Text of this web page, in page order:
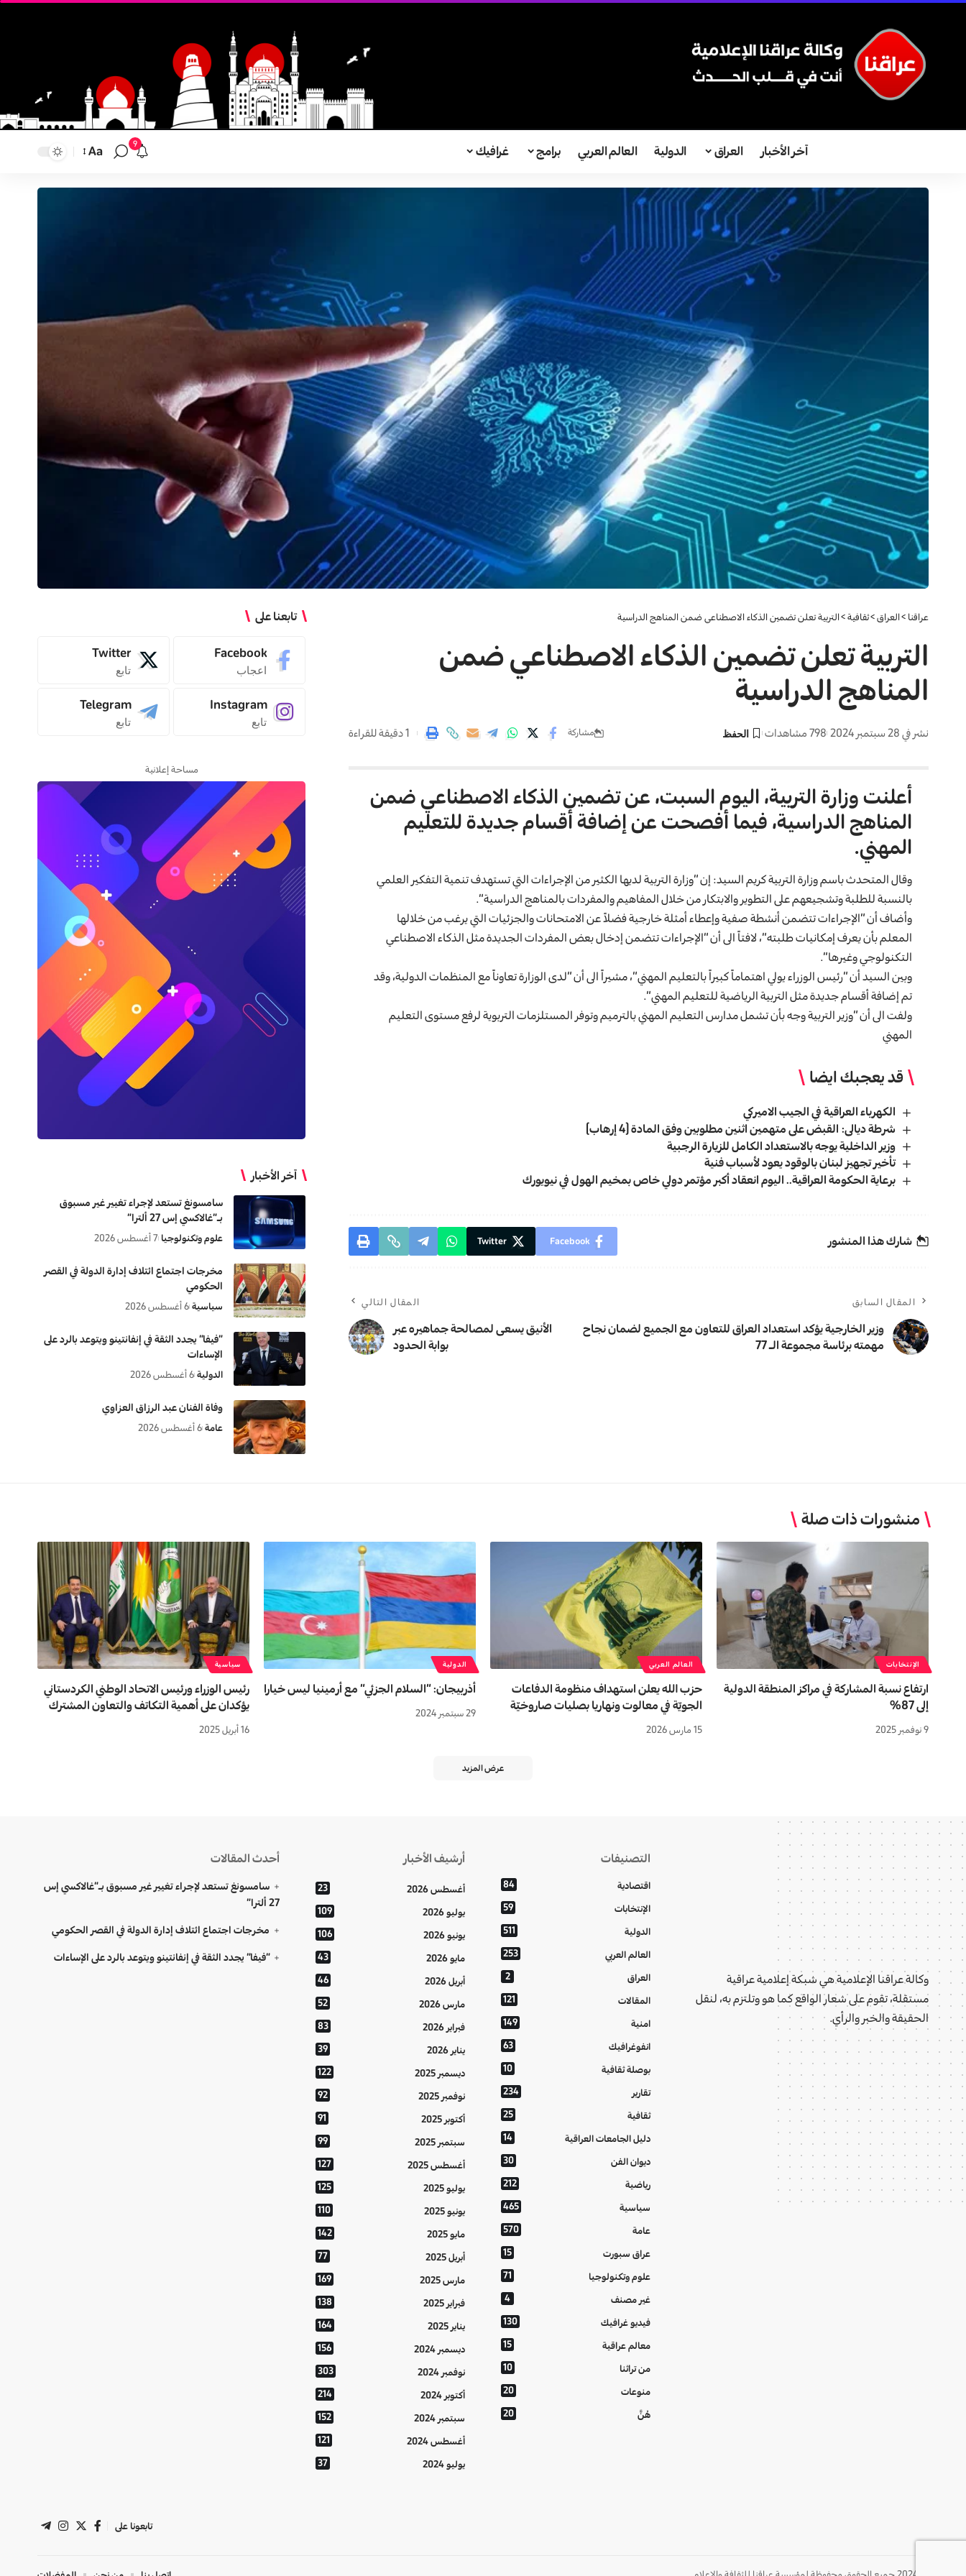
آخر الأخبار العراق الدولية العالم العربي برامج غرافيك 9
تغيير
Aa
عراقنا >العراق>ثقافية>التربية تعلن تضمين الذكاء الاصطناعي ضمن المناهج الدراسية
التربية تعلن تضمين الذكاء الاصطناعي ضمن
المناهج الدراسية
نشر في 28 سبتمبر 2024 798 مشاهدات مشاركة 1 دقيقة للقراءة
أعلنت وزارة التربية، اليوم السبت، عن تضمين الذكاء الاصطناعي ضمن
المناهج الدراسية، فيما أفصحت عن إضافة أقسام جديدة للتعليم
المهني.
وقال المتحدث باسموزارة التربيةكريم السيد: إن “وزارة التربية لديها الكثير من الإجراءات التي تستهدف تنمية التفكير العلمي
بالنسبة للطلبة وتشجيعهم على التطوير والابتكار من خلال المفاهيم والمفردات بالمناهج الدراسية”.
وأضاف أن “الإجراءات تتضمن أنشطة صفية وإعطاء أمثلة خارجية فضلاً عن الامتحانات والجزئيات التي يرغب من خلالها
المعلم بأن يعرف إمكانيات طلبته”، لافتاً الى أن “الإجراءات تتضمن إدخال بعض المفردات الجديدة مثل الذكاء الاصطناعي
التكنولوجي وغيرها”.
وبين السيد أن “رئيس الوزراء يولي اهتماماً كبيراً بالتعليم المهني”، مشيراً الى أن “لدى الوزارة تعاوناً مع المنظمات الدولية، وقد
تم إضافة أقسام جديدة مثل التربية الرياضية للتعليم المهني”.
ولفت الى أن “وزير التربية وجه بأن تشمل مدارس التعليم المهني بالترميم وتوفر المستلزمات التربوية لرفع مستوى التعليم
المهني
قد يعجبك ايضا
الكهرباء العراقية في الجيب الاميركي
شرطة ديالى: القبض على متهمين اثنين مطلوبين وفق المادة (4 إرهاب)
وزير الداخلية يوجه بالاستعداد الكامل للزيارة الرجبية
تأخير تجهيز لبنان بالوقود يعود لأسباب فنية
برعاية الحكومة العراقية.. اليوم انعقاد أكبر مؤتمر دولي خاص بمخيم الهول في نيويورك
شارك هذا المنشور Facebook
Twitter
المقال السابق
وزير الخارجية يؤكد استعداد العراق للتعاون مع الجميع لضمان نجاح
مهمته برئاسة مجموعة الـ 77
المقال التالي
الأنيق يسعى لمصالحة جماهيره عبر
بوابة الحدود
تابعنا على
Facebook
اعجاب
Twitter
تابع
Instagram
تابع
Telegram
تابع
مساحة إعلانية
آخر الأخبار
سامسونغ تستعد لإجراء تغيير غير مسبوق
بـ”غالاكسي إس 27 ألترا”
علوم وتكنولوجيا 7 أغسطس 2026
مخرجات اجتماع ائتلاف إدارة الدولة في القصر
الحكومي
سياسية 6 أغسطس 2026
“فيفا” يجدد الثقة في إنفانتينو ويتوعد بالرد على
الإساءات
الدولية 6 أغسطس 2026
وفاة الفنان عبد الرزاق العزاوي
عامة 6 أغسطس 2026
منشورات ذات صلة
الإنتخابات
ارتفاع نسبة المشاركة في مراكز المنطقة الدولية
إلى 87%
9 نوفمبر 2025
العالم العربي
حزب الله يعلن استهداف منظومة الدفاعات
الجويّة في معالوت ونهاريا بصليات صاروخيّة
15 مارس 2026
الدولية
أذربيجان: “السلام الجزئي” مع أرمينيا ليس خيارا
29 سبتمبر 2024
سياسية
رئيس الوزراء ورئيس الاتحاد الوطني الكردستاني
يؤكدان على أهمية التكاتف والتعاون المشترك
16 أبريل 2025
عرض المزيد
وكالة عراقنا الإعلامية هي شبكة إعلامية عراقية
مستقلة، تقوم على شعار الواقع كما هو وتلتزم به، لنقل
الحقيقة والخبر والرأي.
التصنيفات
اقتصادية 84
الإنتخابات 59
الدولية 511
العالم العربي 253
العراق 2
المقالات 121
امنية 149
انفوغرافيك 63
بوصلة ثقافية 10
تقارير 234
ثقافية 25
دليل الجامعات العراقية 14
ديوان الفن 30
رياضية 212
سياسية 465
عامة 570
عراق سبورت 15
علوم وتكنولوجيا 71
غير مصنف 4
فيديو غرافيك 130
معالم عراقية 15
من تراثنا 10
منوعات 20
هُنَّ 20
أرشيف الأخبار
أغسطس 2026 23
يوليو 2026 109
يونيو 2026 106
مايو 2026 43
أبريل 2026 46
مارس 2026 52
فبراير 2026 83
يناير 2026 39
ديسمبر 2025 122
نوفمبر 2025 92
أكتوبر 2025 91
سبتمبر 2025 99
أغسطس 2025 127
يوليو 2025 125
يونيو 2025 110
مايو 2025 142
أبريل 2025 77
مارس 2025 169
فبراير 2025 138
يناير 2025 164
ديسمبر 2024 156
نوفمبر 2024 303
أكتوبر 2024 214
سبتمبر 2024 152
أغسطس 2024 121
يوليو 2024 37
أحدث المقالات
سامسونغ تستعد لإجراء تغيير غير مسبوق بـ”غالاكسي إس
27 ألترا”
مخرجات اجتماع ائتلاف إدارة الدولة في القصر الحكومي
“فيفا” يجدد الثقة في إنفانتينو ويتوعد بالرد على الإساءات
تابعونا على